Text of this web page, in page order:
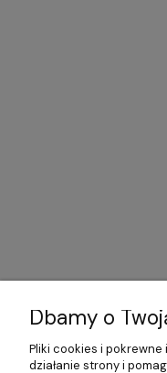
Dbamy o
Pliki cookies i
działanie strony i